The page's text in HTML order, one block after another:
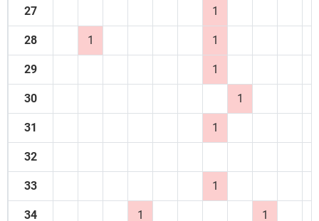
27 1
28 1 1
29 1
30 1
31 1
32
33 1
34 1 1